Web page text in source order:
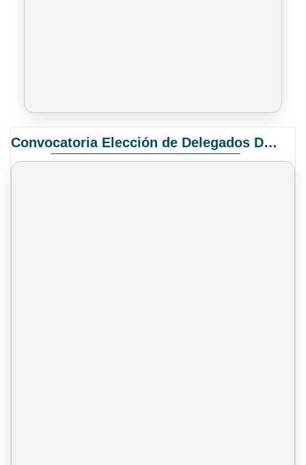
Convocatoria Elección de Delegados Docentes para el XIV Congreso Nacional de Universidades